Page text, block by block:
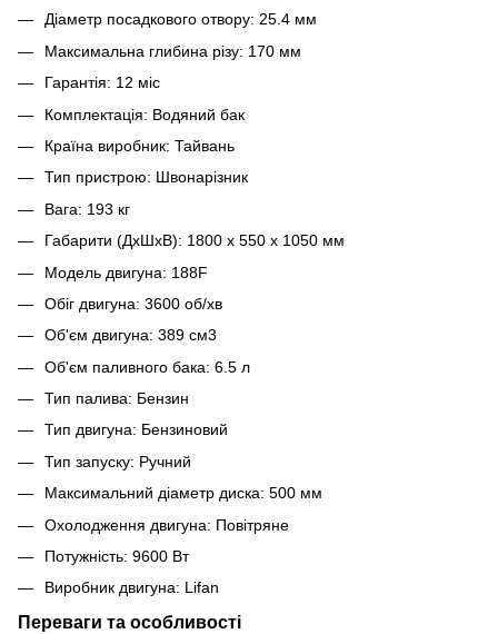
Діаметр посадкового отвору: 25.4 мм
Максимальна глибина різу: 170 мм
Гарантія: 12 міс
Комплектація: Водяний бак
Країна виробник: Тайвань
Тип пристрою: Швонарізник
Вага: 193 кг
Габарити (ДхШхВ): 1800 х 550 х 1050 мм
Модель двигуна: 188F
Обіг двигуна: 3600 об/хв
Об'єм двигуна: 389 см3
Об'єм паливного бака: 6.5 л
Тип палива: Бензин
Тип двигуна: Бензиновий
Тип запуску: Ручний
Максимальний діаметр диска: 500 мм
Охолодження двигуна: Повітряне
Потужність: 9600 Вт
Виробник двигуна: Lifan
Переваги та особливості